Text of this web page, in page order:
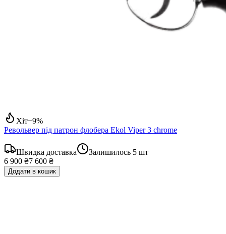
Хіт−9%
Револьвер під патрон флобера Ekol Viper 3 chrome
Швидка доставка Залишилось 5 шт
6 900 ₴7 600 ₴
Додати в кошик